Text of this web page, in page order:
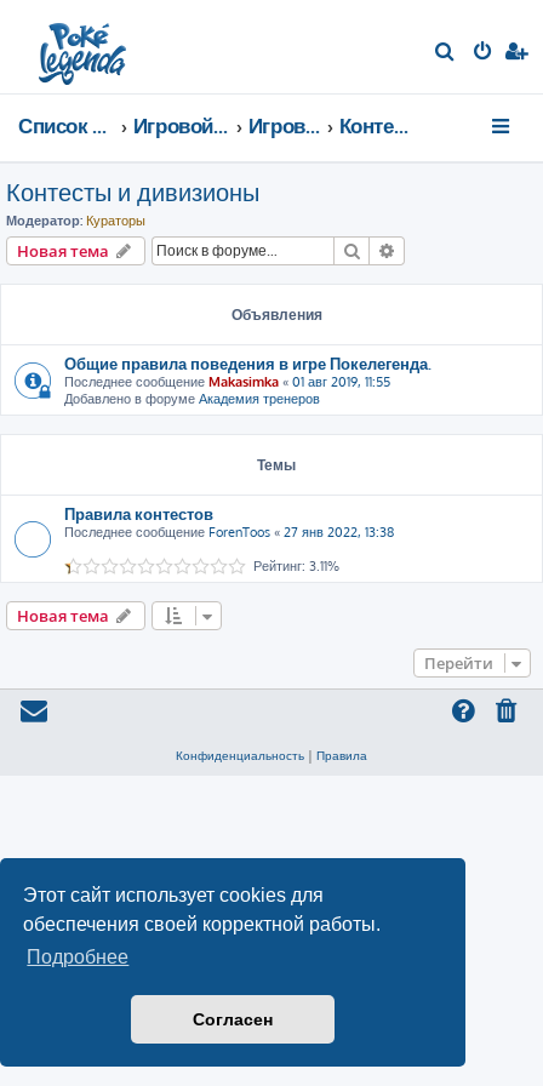
Этот сайт использует cookies для
обеспечения своей корректной работы.
Подробнее
Согласен
Список форумов Игровой мир Игровые мероприятия Контесты и дивизионы
Контесты и дивизионы
Модератор: Кураторы
Новая тема Поиск
Объявления
Общие правила поведения в игре Покелегенда.
Последнее сообщение Makasimka « 01 авг 2019, 11:55
Добавлено в форуме Академия тренеров
Темы
Правила контестов
Последнее сообщение ForenToos « 27 янв 2022, 13:38
Рейтинг: 3.11%
Новая тема
Перейти
Конфиденциальность | Правила